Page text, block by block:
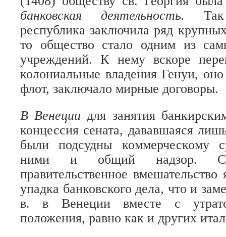
банковская деятельность.
республика заключила ряд
то общество стало одним из
учреждений. К нему вскоре
колониальные владения Генуи,
флот, заключало мирные договоры.
В Венециидля занятия
концессия сената, дававшаяся
были подсудны коммерческому
ними и общий надзор.
правительственное
упадка банковского дела, что и
в. в Венеции вместе с
положения, равно как и других